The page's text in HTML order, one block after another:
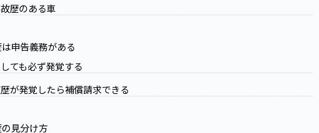
歴のある車
申告義務がある
ても必ず発覚する
が発覚したら補償請求できる
見分け方